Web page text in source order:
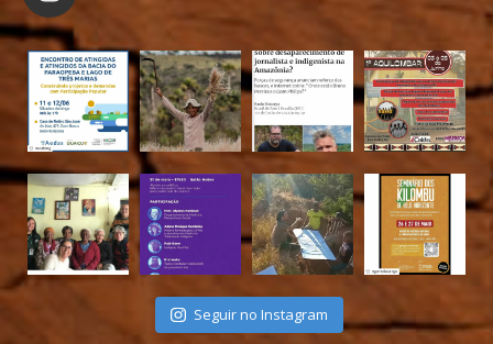
Seguir no Instagram